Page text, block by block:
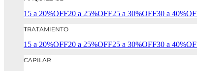
15 a 20%OFF20 a 25%OFF25 a 30%OFF30 a
TRATAMIENTO
15 a 20%OFF20 a 25%OFF25 a 30%OFF30 a
CAPILAR